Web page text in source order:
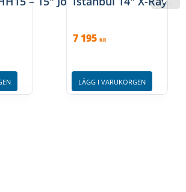
7 195 KR
LÄGG I VARUKORGEN